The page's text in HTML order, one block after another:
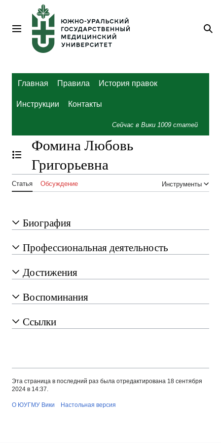
содержанию
Главное меню
Главная Правила История правок
Инструкции Контакты
Сейчас в Вики 1009 статей
Отобразить/Скрыть содержание
Фомина Любовь
Григорьевна
Статья Обсуждение Инструменты
Биография
Профессиональная деятельность
Достижения
Воспоминания
Ссылки
Эта страница в последний раз была отредактирована 18 сентября
2024 в 14:37.
О ЮУГМУ Вики Настольная версия